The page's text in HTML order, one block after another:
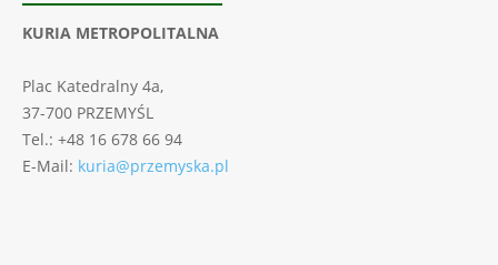
KURIA METROPOLITALNA
Plac Katedralny 4a,
37-700 PRZEMYŚL
Tel.: +48 16 678 66 94
E-Mail: kuria@przemyska.pl